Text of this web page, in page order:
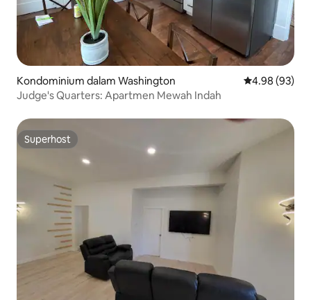
Kondominium dalam Washington Penarafan
4.98 (93)
Judge's Quarters: Apartmen Mewah Indah
Superhost
Superhost